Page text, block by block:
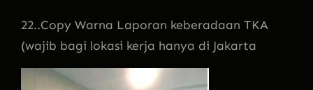
22..Copy Warna Laporan keberadaan TKA
(wajib bagi lokasi kerja hanya di Jakarta